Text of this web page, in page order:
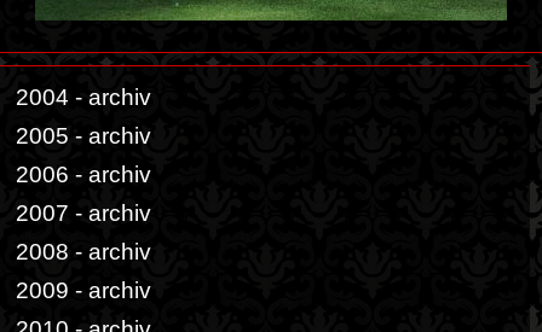
2004 - archiv
2005 - archiv
2006 - archiv
2007 - archiv
2008 - archiv
2009 - archiv